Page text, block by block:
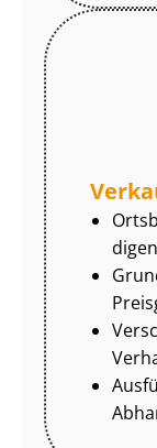
di­gen